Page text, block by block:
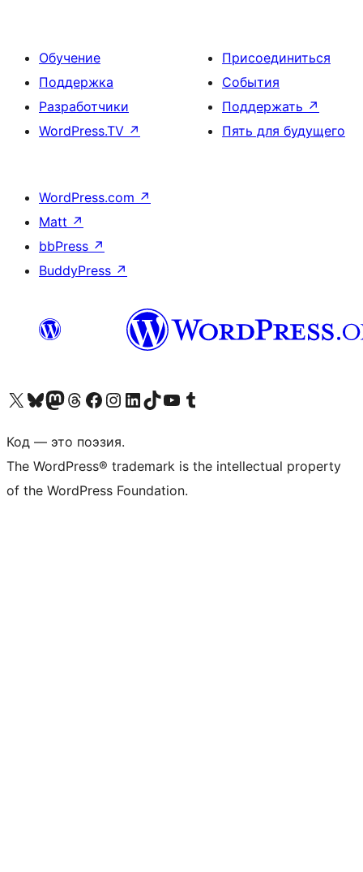
Обучение
Поддержка
Разработчики
WordPress.TV ↗
Присоединиться
События
Поддержать ↗
Пять для будущего
WordPress.com ↗
Matt ↗
bbPress ↗
BuddyPress ↗
Посетите нас в X (ранее Twitter)
Посетите нашу учётную запись в Bluesky
Посетите нашу ленту в Mastodon
Посетите нашу учётную запись в Threads
Посетите нашу страницу на Facebook
Посетите наш Instagram
Посетите нашу страницу в LinkedIn
Посетите нашу учётную запись в TikTok
Посетите наш канал YouTube
Посетите нашу учётную запись в Tumblr
Код — это поэзия.
The WordPress® trademark is the intellectual property
of the WordPress Foundation.